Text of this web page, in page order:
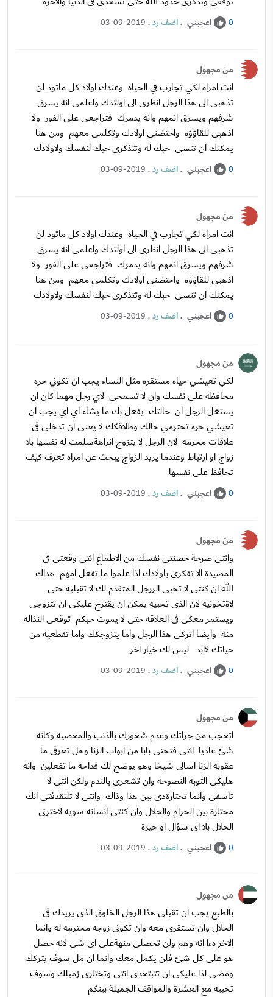
0 اعجبني .اضف رد.
03-09-2019
من مجهول
انت امراه لكي تجارب في الحياه وعندك اولاد كل ماتود لن
تذهبى الى هذا الرجل انظرى الى اولتدك واعلمى انه يسرق
شرفهم ويسرق انمهم وانه يدمرك فتراجعى على الفور ولا
اذهبى للقاؤؤه واحتضنى اولادك وتكلمى معهم ومن هنا
يمكنك ان تنسى حبك له وتتذكرى حبك لنفسك ولاولادك
0 اعجبني .اضف رد.
03-09-2019
من مجهول
انت امراه لكي تجارب في الحياه وعندك اولاد كل ماتود لن
تذهبى الى هذا الرجل انظرى الى اولتدك واعلمى انه يسرق
شرفهم ويسرق انمهم وانه يدمرك فتراجعى على الفور ولا
اذهبى للقاؤؤه واحتضنى اولادك وتكلمى معهم ومن هنا
يمكنك ان تنسى حبك له وتتذكرى حبك لنفسك ولاولادك
0 اعجبني .اضف رد.
03-09-2019
من مجهول
لكي تعيشي حياه مستقره مثل النساء يجب ان تكوني حره
محافظه على نفسك وان لا تسمحى لاي رجل مهما كان ان
يستغل الرجل ان حالتك يفعل بك ما يشاء اي اي يجب ان
تعيشي حره تحترمي حالك وطلاقكك لا يعنى ان تدخلى فى
علاقات محرمه لان الرجل لا يتزوج انراهةسلمت له نفسها بلا
زواج او ارتباط وعندما يريد الزواج يبحث عن امراه تعرف كيف
تحافظ على نفسها
0 اعجبني .اضف رد.
03-09-2019
من مجهول
وانتى صرحة حصنتى نفسك من الاطماع انتى وقعتى فى
المصيدة الا تفكرى باولادك اذا علموا ما تفعل امهم هداك
الله ان كنتى لا تحبى الررجل المتقدم لك لا تقبليه حتى
لاةتخونيه لان الذى تحبيه يمكن ان يقترح عليكى ان تتزوجى
ويستمر معكى فى العلاقه حتى لا يموت حبكم توقعى النذاله
منه وايضا اتركى هذا الرجل واما يتزوجكك واما تقطعيه من
حياتك لاابد ليس لك خيار اخر
0 اعجبني .اضف رد.
03-09-2019
من مجهول
اتعجب من جراتك وعدم شعورك بالذنب والمعصيه وكانه
شئ عاديا انتى فتحتى بابا من ابواب الزنا وهل تعرفى ما
عقوبه الزنا اسالى شيخا وهو يوضح لك فداحه ما تفعلين وانه
هليكى التوبه النصوحه وان تشعرى بالندم ولكن انتى لا
تاسفى وانما تحتارةدى بين هذا وذاك وانتى لا تلتقدفتى انك
محتارة بين الحرام والحلال وان كنتى انسانه سويه لاخترتى
الحلال بلا اى سؤال او حيرة
0 اعجبني .اضف رد.
03-09-2019
من مجهول
بالطبع يجب ان تقبلى هذا الرجل الخلوق الذى يريدك فى
الحلال وان تستقرى معه وان تكونى زوجه محترمه له وانما
الاخر هءا انه وهم ولن تحصلى منهةعلى اى شى لانه حصل
هو على كل شئ فلن يكمل معك وانما ان مل سوف يتركك
ومضى لذا عليكى ان تتبتعدى انتى وتختارى زميلك وسوف
تحبيه مع العشرة والمواقف الجميلة بينكم